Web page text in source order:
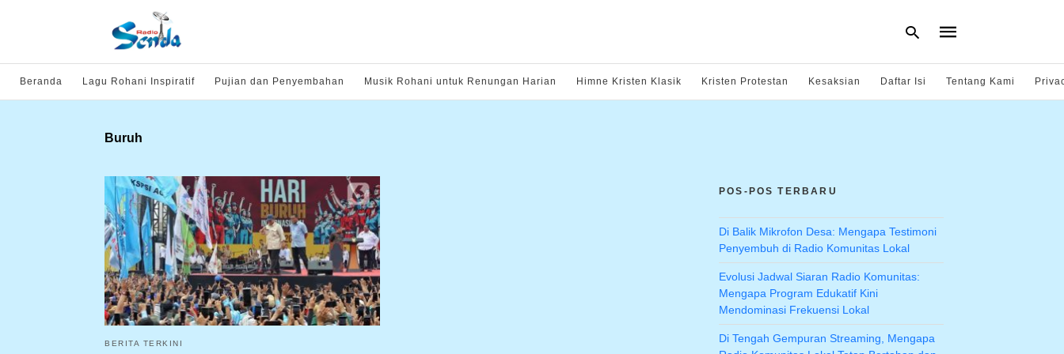
Beranda Lagu Rohani Inspiratif Pujian dan Penyembahan Musik Rohani untuk Renungan Harian Himne Kristen Klasik Kristen Protestan Kesaksian Daftar Isi Tentang Kami
Buruh
BERITA TERKINI
POS-POS TERBARU
Di Balik Mikrofon Desa: Mengapa Testimoni
Penyembuh di Radio Komunitas Lokal
Evolusi Jadwal Siaran Radio Komunitas:
Mengapa Program Edukatif Kini
Mendominasi Frekuensi Lokal
Di Tengah Gempuran Streaming, Mengapa